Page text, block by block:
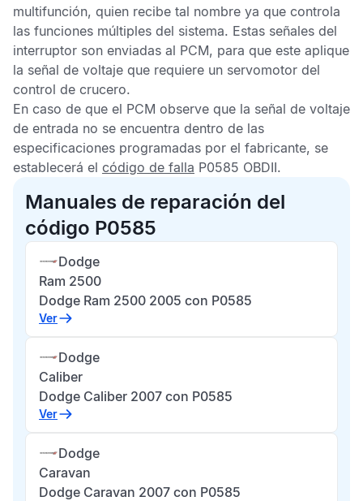
multifunción, quien recibe tal nombre ya que controla
las funciones múltiples del sistema. Estas señales del
interruptor son enviadas al PCM, para que este aplique
la señal de voltaje que requiere un servomotor del
control de crucero.
En caso de que el PCM observe que la señal de voltaje
de entrada no se encuentra dentro de las
especificaciones programadas por el fabricante, se
establecerá el código de falla P0585 OBDII.
Manuales de reparación del
código P0585
Dodge
Ram 2500
Dodge Ram 2500 2005 con P0585
Ver
Dodge
Caliber
Dodge Caliber 2007 con P0585
Ver
Dodge
Caravan
Dodge Caravan 2007 con P0585